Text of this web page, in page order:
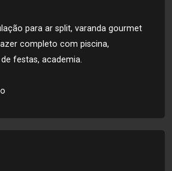
para ar split, varanda gourmet
completo com piscina,
festas, academia.